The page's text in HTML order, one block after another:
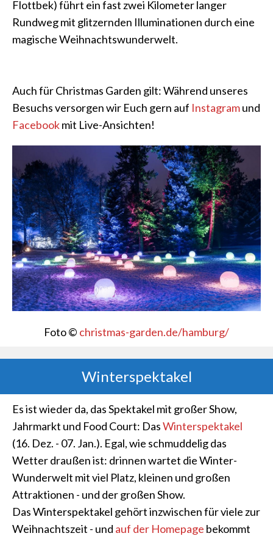
Flottbek) führt ein fast zwei Kilometer langer
Rundweg mit glitzernden Illuminationen durch eine
magische Weihnachtswunderwelt.
Auch für Christmas Garden gilt: Während unseres
Besuchs versorgen wir Euch gern auf Instagramund
Facebookmit Live-Ansichten!
Foto © christmas-garden.de/hamburg/
Winterspektakel
Es ist wieder da, das Spektakel mit großer Show,
Jahrmarkt und Food Court: DasWinterspektakel
(16. Dez. - 07. Jan.). Egal, wie schmuddelig das
Wetter draußen ist: drinnen wartet die Winter-
Wunderwelt mit viel Platz, kleinen und großen
Attraktionen - und der großen Show.
Das Winterspektakel gehört inzwischen für viele zur
Weihnachtszeit - und auf der Homepage bekommt